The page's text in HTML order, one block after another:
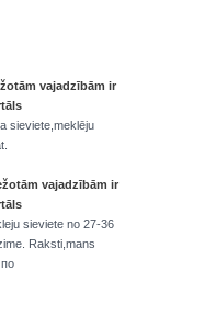
vajadzībām ir
sieviete,meklēju
vajadzībām ir
sieviete no 27-36
Raksti,mans